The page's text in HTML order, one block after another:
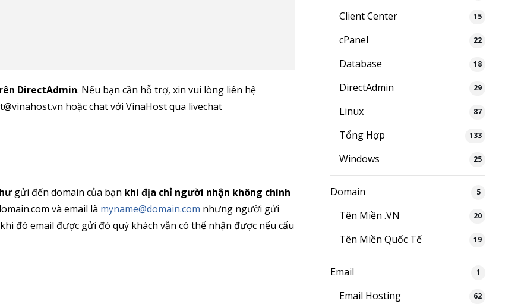
DirectAdmin. Nếu bạn cần hỗ trợ, xin vui lòng liên hệ
hoặc chat với VinaHost qua livechat
gửi đến domain của bạn khi địa chỉ người nhận không chính
và email là myname@domain.com nhưng người gửi
đó email được gửi đó quý khách vẫn có thể nhận được nếu cấu
Client Center 15
cPanel 22
Database 18
DirectAdmin 29
Linux 87
Tổng Hợp 133
Windows 25
Domain 5
Tên Miền .VN 20
Tên Miền Quốc Tế 19
Email 1
Email Hosting 62